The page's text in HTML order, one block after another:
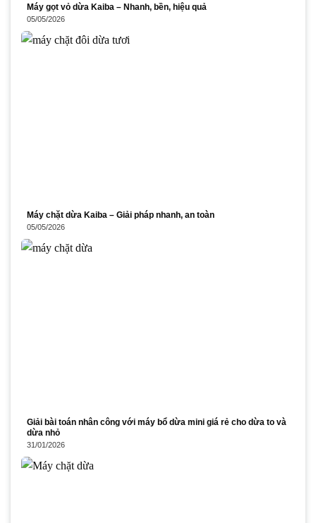
Máy gọt vỏ dừa Kaiba – Nhanh, bền, hiệu quả
05/05/2026
Máy chặt dừa Kaiba – Giải pháp nhanh, an toàn
05/05/2026
Giải bài toán nhân công với máy bổ dừa mini giá rẻ cho dừa to và
dừa nhỏ
31/01/2026